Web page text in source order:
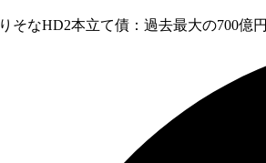
りそなHD2本立て債：過去最大の700億円